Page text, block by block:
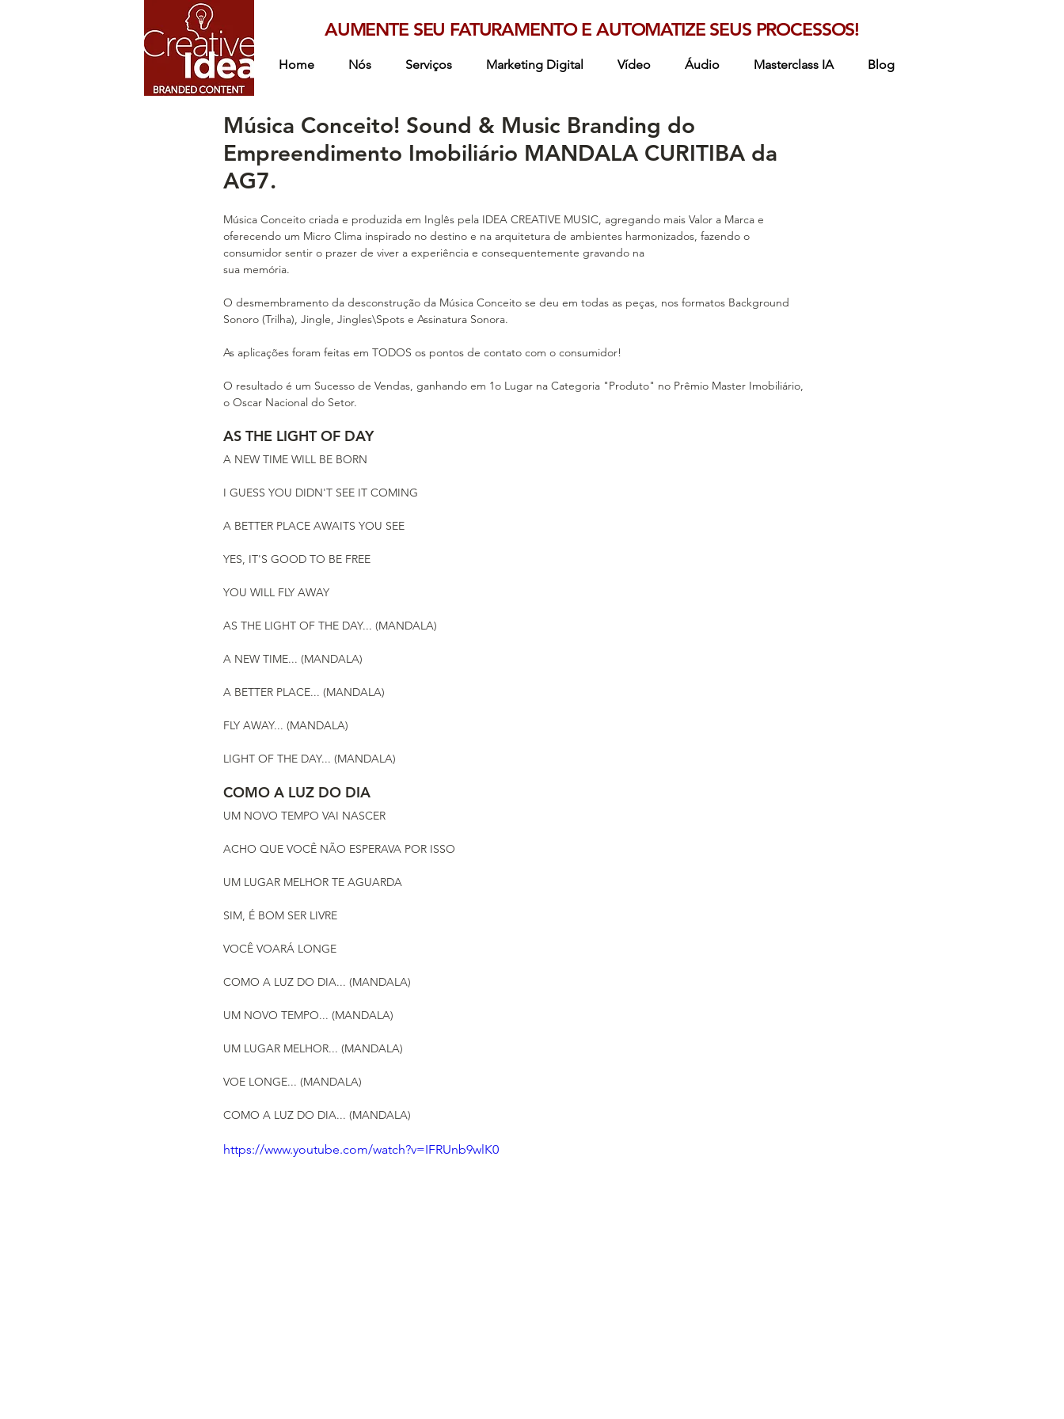
AUMENTE SEU FATURAMENTO E AUTOMATIZE SEUS PROCESSOS!
Home Nós Serviços Marketing Digital Vídeo Áudio Masterclass IA Blog
Música Conceito! Sound & Music Branding do
Empreendimento Imobiliário MANDALA CURITIBA da
AG7.
Música Conceito criada e produzida em Inglês pela IDEA CREATIVE MUSIC, agregando mais Valor a Marca e
oferecendo um Micro Clima inspirado no destino e na arquitetura de ambientes harmonizados, fazendo o
consumidor sentir o prazer de viver a experiência e consequentemente gravando na
sua memória.
O desmembramento da desconstrução da Música Conceito se deu em todas as peças, nos formatos Background
Sonoro (Trilha), Jingle, Jingles\Spots e Assinatura Sonora.
As aplicações foram feitas em TODOS os pontos de contato com o consumidor!
O resultado é um Sucesso de Vendas, ganhando em 1o Lugar na Categoria "Produto" no Prêmio Master Imobiliário,
o Oscar Nacional do Setor.
AS THE LIGHT OF DAY
A NEW TIME WILL BE BORN
I GUESS YOU DIDN'T SEE IT COMING
A BETTER PLACE AWAITS YOU SEE
YES, IT'S GOOD TO BE FREE
YOU WILL FLY AWAY
AS THE LIGHT OF THE DAY... (MANDALA)
A NEW TIME... (MANDALA)
A BETTER PLACE... (MANDALA)
FLY AWAY... (MANDALA)
LIGHT OF THE DAY... (MANDALA)
COMO A LUZ DO DIA
UM NOVO TEMPO VAI NASCER
ACHO QUE VOCÊ NÃO ESPERAVA POR ISSO
UM LUGAR MELHOR TE AGUARDA
SIM, É BOM SER LIVRE
VOCÊ VOARÁ LONGE
COMO A LUZ DO DIA... (MANDALA)
UM NOVO TEMPO... (MANDALA)
UM LUGAR MELHOR... (MANDALA)
VOE LONGE... (MANDALA)
COMO A LUZ DO DIA... (MANDALA)
https://www.youtube.com/watch?v=IFRUnb9wlK0